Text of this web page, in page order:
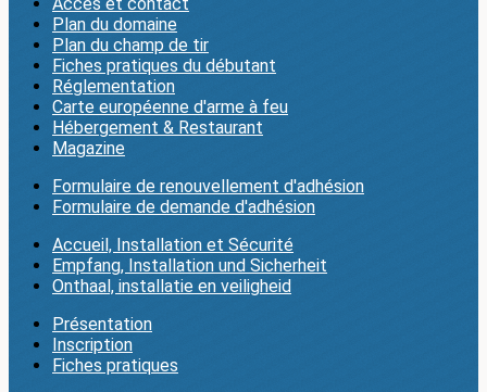
Plan du domaine
Plan du champ de tir
Fiches pratiques du débutant
Réglementation
Carte européenne d'arme à feu
Hébergement & Restaurant
Magazine
Formulaire de renouvellement d'adhésion
Formulaire de demande d'adhésion
Accueil, Installation et Sécurité
Empfang, Installation und Sicherheit
Onthaal, installatie en veiligheid
Présentation
Inscription
Fiches pratiques